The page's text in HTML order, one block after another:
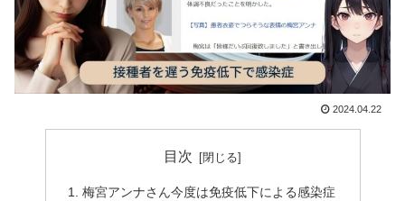
2024.04.22
目次
梅宮アンナさん今度は免疫低下による感染症